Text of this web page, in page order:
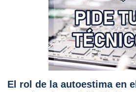
El rol de la autoestima en